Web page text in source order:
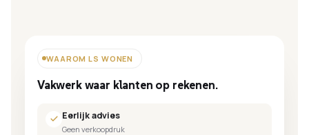
WAAROM LS WONEN
Vakwerk waar klanten op rekenen.
Eerlijk advies
Geen verkoopdruk